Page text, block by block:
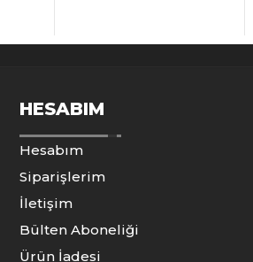
HESABIM
Hesabım
Siparişlerim
İletişim
Bülten Aboneliği
Ürün İadesi